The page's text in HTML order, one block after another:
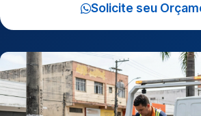
Solicite seu